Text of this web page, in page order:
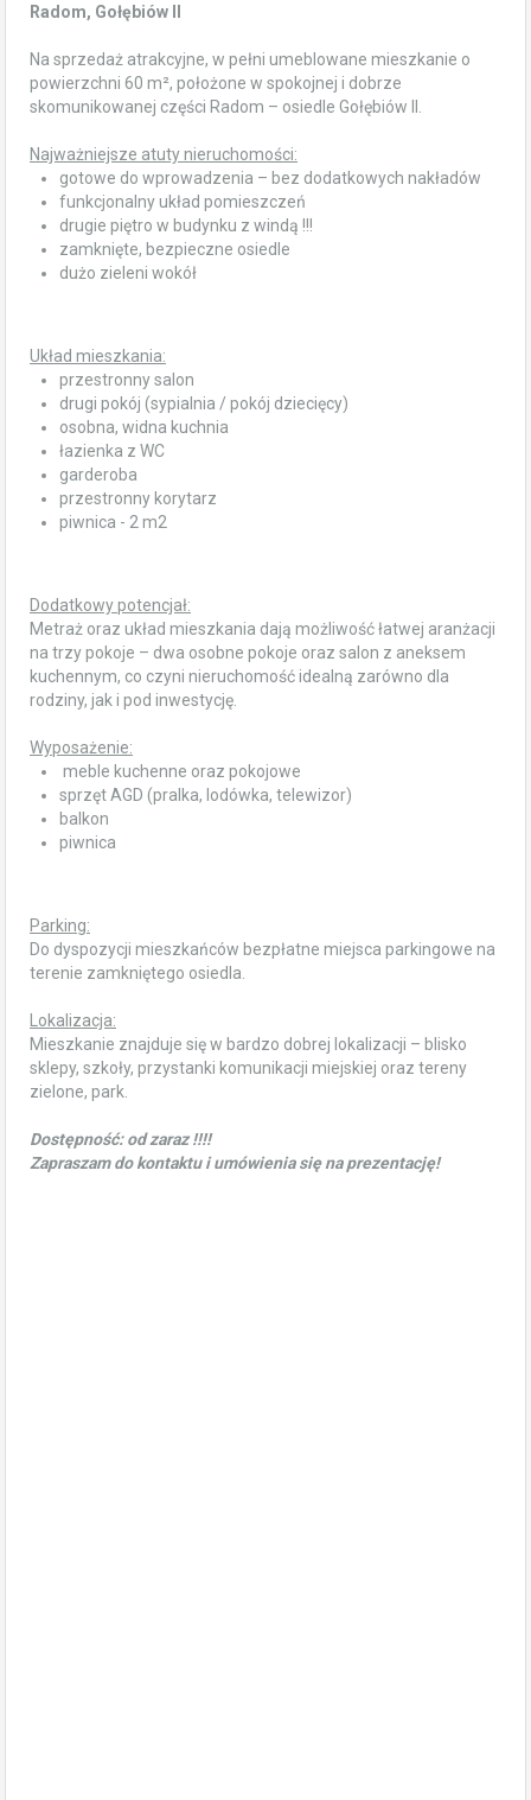
Radom, Gołębiów II
Na sprzedaż atrakcyjne, w pełni umeblowane mieszkanie o
powierzchni 60 m², położone w spokojnej i dobrze
skomunikowanej części Radom – osiedle Gołębiów II.
Najważniejsze atuty nieruchomości:
gotowe do wprowadzenia – bez dodatkowych nakładów
funkcjonalny układ pomieszczeń
drugie piętro w budynku z windą !!!
zamknięte, bezpieczne osiedle
dużo zieleni wokół
Układ mieszkania:
przestronny salon
drugi pokój (sypialnia / pokój dziecięcy)
osobna, widna kuchnia
łazienka z WC
garderoba
przestronny korytarz
piwnica - 2 m2
Dodatkowy potencjał:
Metraż oraz układ mieszkania dają możliwość łatwej aranżacji
na trzy pokoje – dwa osobne pokoje oraz salon z aneksem
kuchennym, co czyni nieruchomość idealną zarówno dla
rodziny, jak i pod inwestycję.
Wyposażenie:
meble kuchenne oraz pokojowe
sprzęt AGD (pralka, lodówka, telewizor)
balkon
piwnica
Parking:
Do dyspozycji mieszkańców bezpłatne miejsca parkingowe na
terenie zamkniętego osiedla.
Lokalizacja:
Mieszkanie znajduje się w bardzo dobrej lokalizacji – blisko
sklepy, szkoły, przystanki komunikacji miejskiej oraz tereny
zielone, park.
Dostępność: od zaraz !!!!
Zapraszam do kontaktu i umówienia się na prezentację!